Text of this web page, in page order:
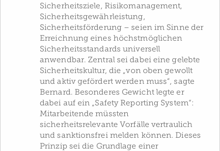
Sicherheitsziele, Risikomanagement,
Sicherheitsgewährleistung,
Sicherheitsförderung – seien im Sinne der
Erreichnung eines höchstmöglichen
Sicherheitsstandards universell
anwendbar. Zentral sei dabei eine gelebte
Sicherheitskultur, die „von oben gewollt
und aktiv gefördert werden muss“, sagte
Bernard. Besonderes Gewicht legte er
dabei auf ein „Safety Reporting System“:
Mitarbeitende müssten
sicherheitsrelevante Vorfälle vertraulich
und sanktionsfrei melden können. Dieses
Prinzip sei die Grundlage einer